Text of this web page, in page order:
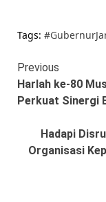
Tags:
Continue
Reading
Previous
Harlah ke-80
Perkuat Sinergi
Hadapi
Organisasi